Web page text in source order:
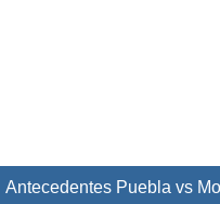
Antecedentes Puebla vs